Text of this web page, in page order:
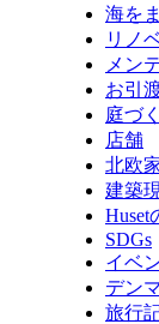
海を
リノ
メン
お引
庭づ
店舗
北欧
建築
Huset
SDGs
イベ
デン
旅行